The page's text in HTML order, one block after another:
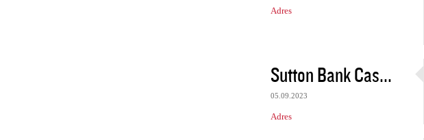
Adres
Sutton Bank Cas...
05.09.2023
Adres